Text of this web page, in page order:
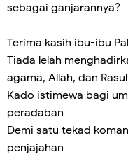
sebagai ganjarannya?
Terima kasih ibu-ibu
Tiada lelah
agama, Allah, dan
Kado istimewa bagi
peradaban
Demi satu tekad
penjajahan